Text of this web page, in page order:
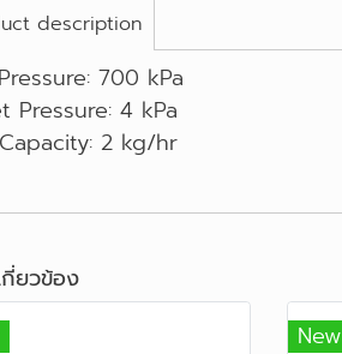
description
700 kPa
Pressure: 4 kPa
2 kg/hr
ยวข้อง
New